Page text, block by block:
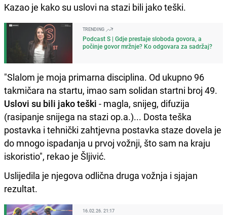
Kazao je kako su uslovi na stazi bili jako teški.
TRENDING
Podcast S | Gdje prestaje sloboda govora, a
počinje govor mržnje? Ko odgovara za sadržaj?
"Slalom je moja primarna disciplina. Od ukupno 96
takmičara na startu, imao sam solidan startni broj 49.
Uslovi su bili jako teški - magla, snijeg, difuzija
(rasipanje snijega na stazi op.a.)... Dosta teška
postavka i tehnički zahtjevna postavka staze dovela je
do mnogo ispadanja u prvoj vožnji, što sam na kraju
iskoristio", rekao je Šljivić.
Uslijedila je njegova odlična druga vožnja i sjajan
rezultat.
16.02.26. 21:17